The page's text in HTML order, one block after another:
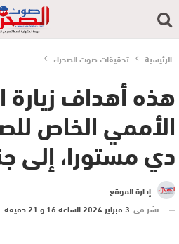
الرئيسية تحقيقات صوت الصحراء
هذه أهداف
الأممي الخاص
دي مستورا، إلى
إدارة الموقع
نشر في 3 فبراير 2024 الساعة 16 و 21 دقيقة